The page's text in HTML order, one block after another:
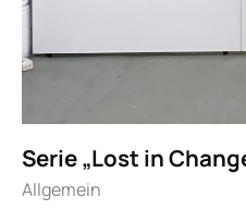
Serie „Lost in
Allgemein